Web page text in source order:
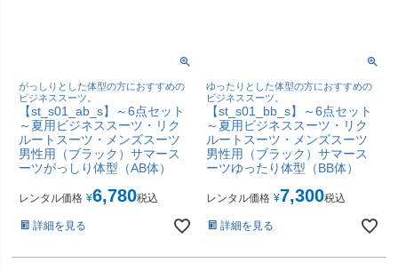
がっしりとした体型の方におすすめの
ビジネススーツ。
【st_s01_ab_s】～6点セット
～夏用ビジネススーツ・リク
ルートスーツ・メンズスーツ
男性用（ブラック）サマース
ーツがっしり体型（AB体）
レンタル価格 ¥6,780税込
詳細を見る
ゆったりとした体型の方におすすめの
ビジネススーツ。
【st_s01_bb_s】～6点セット
～夏用ビジネススーツ・リク
ルートスーツ・メンズスーツ
男性用（ブラック）サマース
ーツゆったり体型（BB体）
レンタル価格 ¥7,300税込
詳細を見る